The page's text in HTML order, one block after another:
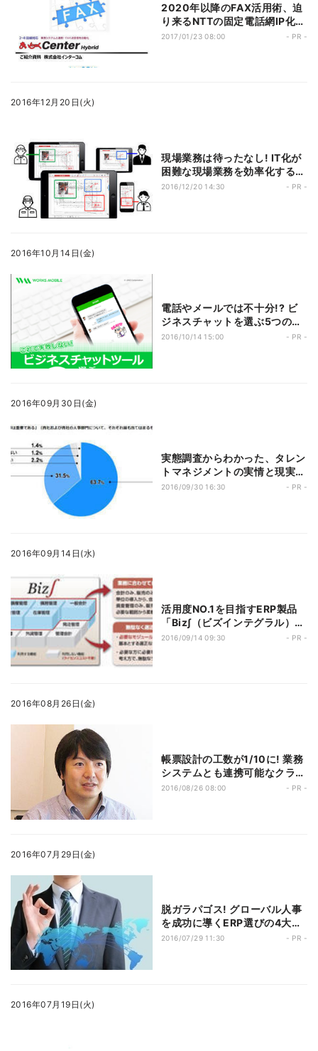
2020年以降のFAX活用術、迫
り来るNTTの固定電話網IP化へ
の指南書
2017/01/23 08:00 - PR -
2016年12月20日(火)
現場業務は待ったなし! IT化が
困難な現場業務を効率化する方
策とは?
2016/12/20 14:30 - PR -
2016年10月14日(金)
電話やメールでは不十分!? ビ
ジネスチャットを選ぶ5つのポ
イント
2016/10/14 15:00 - PR -
2016年09月30日(金)
実態調査からわかった、タレン
トマネジメントの実情と現実的
な解決法
2016/09/30 16:30 - PR -
2016年09月14日(水)
活用度NO.1を目指すERP製品
「Biz∫（ビズインテグラル）」
とは
2016/09/14 09:30 - PR -
2016年08月26日(金)
帳票設計の工数が1/10に! 業務
システムとも連携可能なクラウ
ド帳票サービスとは
2016/08/26 08:00 - PR -
2016年07月29日(金)
脱ガラパゴス! グローバル人事
を成功に導くERP選びの4大ポ
イント
2016/07/29 11:30 - PR -
2016年07月19日(火)